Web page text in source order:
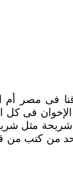
فى مصر أم
الإخوان فى
مثل
من كتب